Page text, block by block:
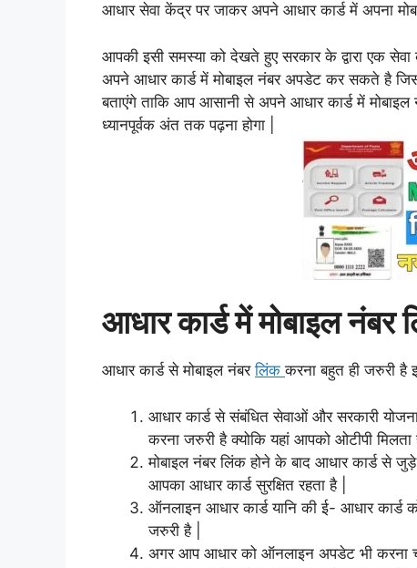
आधार सेवा केंद्र पर जाकर अपने आधार कार्ड में अपना
आपकी इसी समस्या को देखते हुए सरकार के द्वारा एक
अपने आधार कार्ड में मोबाइल नंबर अपडेट कर सकते है
बताएंगे ताकि आप आसानी से अपने आधार कार्ड में
ध्यानपूर्वक अंत तक पढ़ना होगा |
आधार कार्ड में मोबाइल
आधार कार्ड से मोबाइल नंबरलिंक करना बहुत ही जरुरी है
आधार कार्ड से संबंधित सेवाओं और सरकारी
करना जरुरी है क्योकि यहां आपको ओटीपी मिलता
मोबाइल नंबर लिंक होने के बाद आधार कार्ड से
आपका आधार कार्ड सुरक्षित रहता है |
ऑनलाइन आधार कार्ड यानि की ई- आधार कार्ड
जरुरी है |
अगर आप आधार को ऑनलाइन अपडेट भी करना